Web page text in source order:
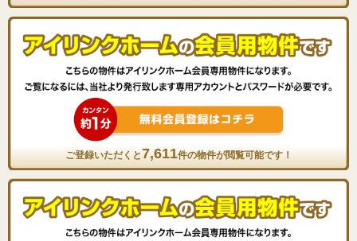
ご登録いただくと7,611件の物件が閲覧可能です！